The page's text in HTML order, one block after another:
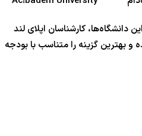
دانشگاه‌ها، کارشناسان اپلای لند
بهترین گزینه را متناسب با بودجه